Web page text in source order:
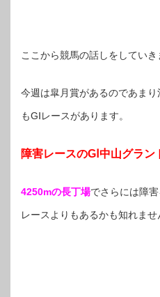
ここから競馬の話しをしていき
今週は皐月賞があるのであま
もGⅠレースがあります。
障害レースのGⅠ中山グラン
4250mの長丁場でさらには障
レースよりもあるかも知れませ